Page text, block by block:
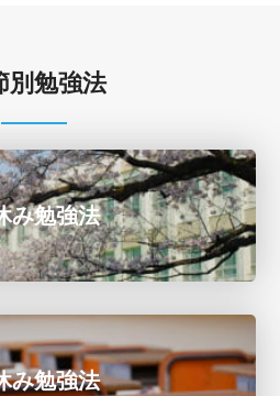
別勉強法
み勉強法
み勉強法